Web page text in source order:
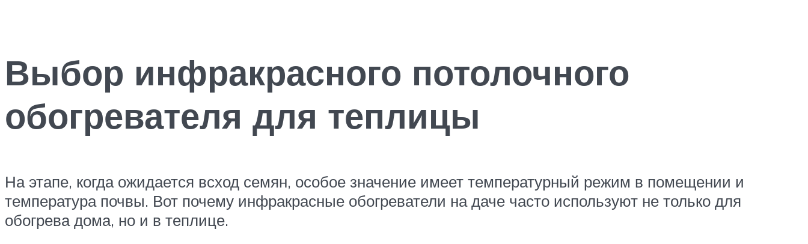
Выбор инфракрасного потолочного
обогревателя для теплицы
На этапе, когда ожидается всход семян, особое значение имеет температурный режим в помещении и
температура почвы. Вот почему инфракрасные обогреватели на даче часто используют не только для
обогрева дома, но и в теплице.